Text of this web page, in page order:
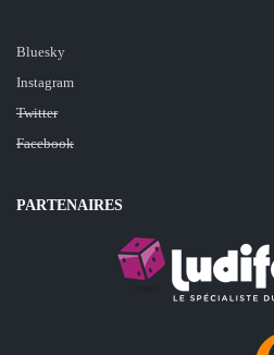
Bluesky
Instagram
Twitter
Facebook
PARTENAIRES